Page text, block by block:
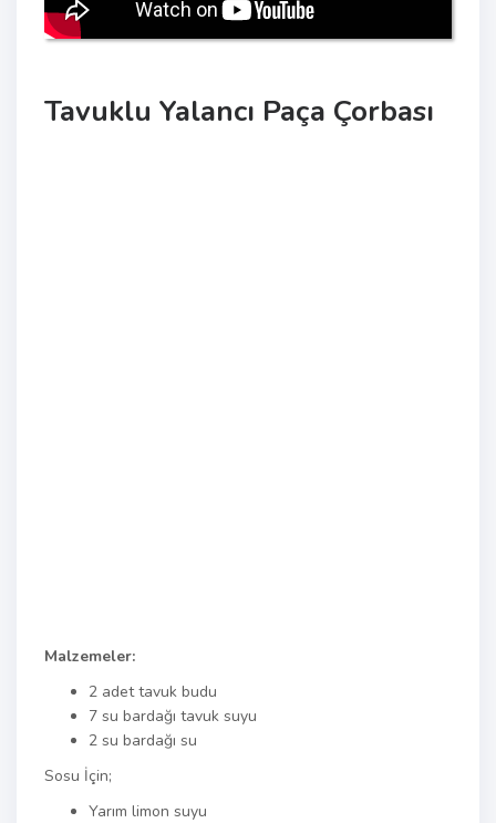
Tavuklu Yalancı Paça Çorbası
Malzemeler:
2 adet tavuk budu
7 su bardağı tavuk suyu
2 su bardağı su
Sosu İçin;
Yarım limon suyu